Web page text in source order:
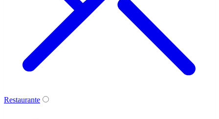
Restaurante